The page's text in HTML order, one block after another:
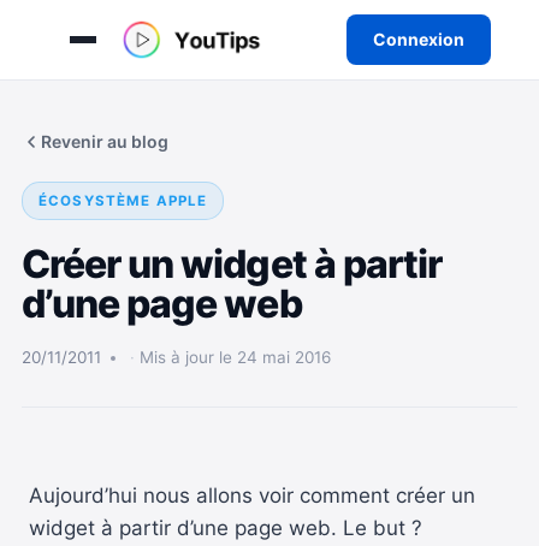
Connexion
Revenir au blog
ÉCOSYSTÈME APPLE
Créer un widget à partir
d’une page web
20/11/2011 Mis à jour le 24 mai 2016
Aujourd’hui nous allons voir comment créer un
widget à partir d’une page web. Le but ?